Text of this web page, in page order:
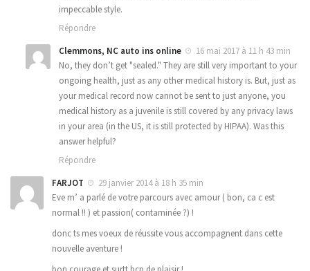
impeccable style.
Répondre
Clemmons, NC auto ins online
16 mai 2017 à 11 h 43 min
No, they don’t get "sealed." They are still very important to your
ongoing health, just as any other medical history is. But, just as
your medical record now cannot be sent to just anyone, you
medical history as a juvenile is still covered by any privacy laws
in your area (in the US, it is still protected by HIPAA). Was this
answer helpful?
Répondre
FARJOT
29 janvier 2014 à 18 h 35 min
Eve m’ a parlé de votre parcours avec amour ( bon, ca c est
normal !! ) et passion( contaminée ?) !
donc ts mes voeux de réussite vous accompagnent dans cette
nouvelle aventure !